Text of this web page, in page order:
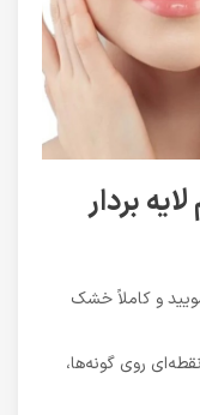
بردار
و کاملاً خشک
روی گونه‌ها،